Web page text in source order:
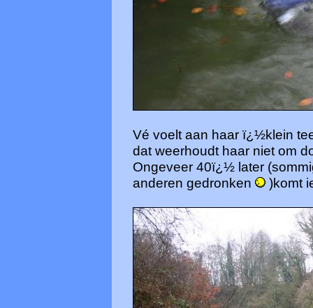
Vé voelt aan haar ï¿½klein
dat weerhoudt haar niet om
Ongeveer 40ï¿½ later
anderen gedronken
)komt